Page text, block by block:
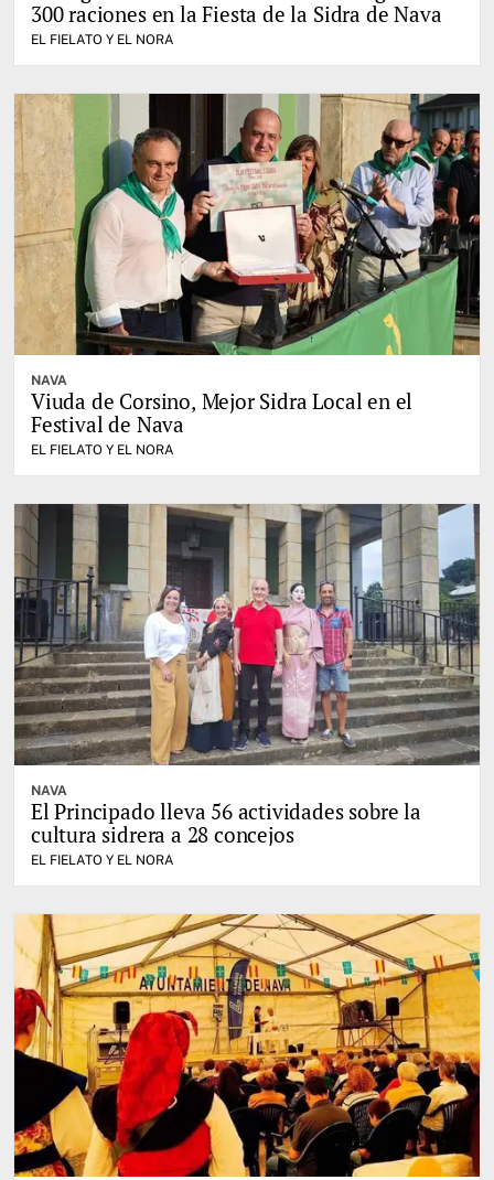
300 raciones en la Fiesta de la Sidra de Nava
EL FIELATO Y EL NORA
NAVA
Viuda de Corsino, Mejor Sidra Local en el
Festival de Nava
EL FIELATO Y EL NORA
NAVA
El Principado lleva 56 actividades sobre la
cultura sidrera a 28 concejos
EL FIELATO Y EL NORA